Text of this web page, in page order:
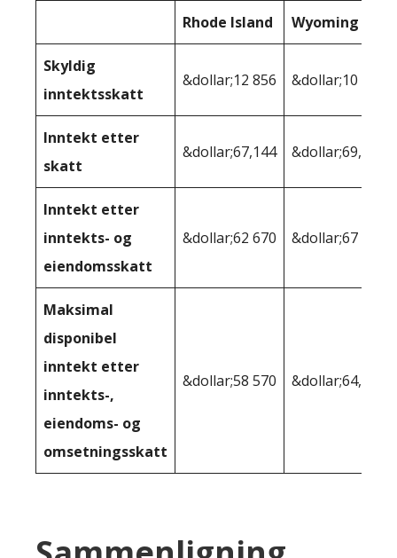
Rhode Island Wyoming
Skyldig
inntektsskatt
&dollar;12 856 &dollar;10 368
Inntekt etter
skatt
&dollar;67,144 &dollar;69,632
Inntekt etter
inntekts- og
eiendomsskatt
&dollar;62 670 &dollar;67 475
Maksimal
disponibel
inntekt etter
inntekts-,
eiendoms- og
omsetningsskatt
&dollar;58 570 &dollar;64,127